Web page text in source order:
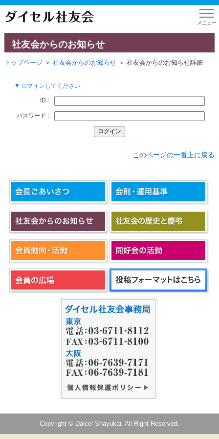
社友会からのお知らせ
トップページ ＞ 社友会からのお知らせ＞ 社友会からのお知らせ詳細
▼ ログインしてください
ID：
パスワード：
このページの一番上に戻る
Copyright © Daicel Shayukai. All Right Reserved.